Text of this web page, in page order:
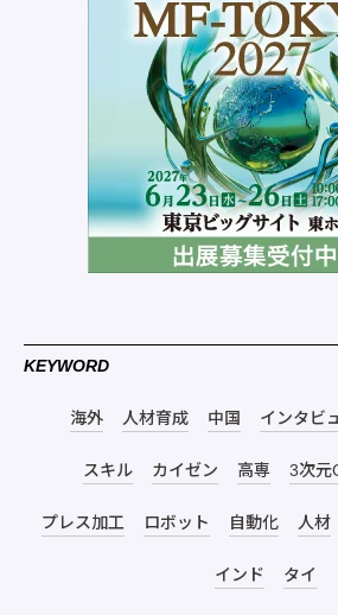
KEYWORD
海外 人材育成 中国 インタビ
スキル カイゼン 高専 3次元
プレス加工 ロボット 自動化 人材
インド タイ